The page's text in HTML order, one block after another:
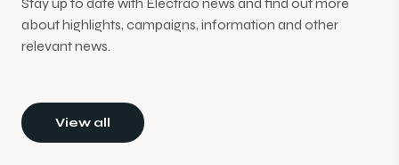
Stay up to date with Electrão news and find out more
about highlights, campaigns, information and other
relevant news.
View all